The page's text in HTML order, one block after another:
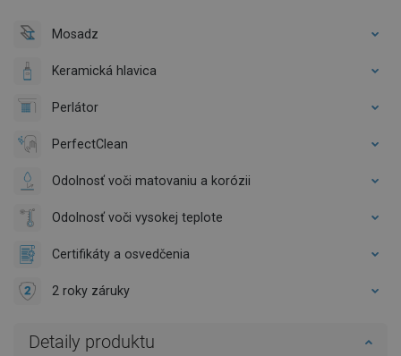
Mosadz
Keramická hlavica
Perlátor
PerfectClean
Odolnosť voči matovaniu a korózii
Odolnosť voči vysokej teplote
Certifikáty a osvedčenia
2 roky záruky
Detaily produktu